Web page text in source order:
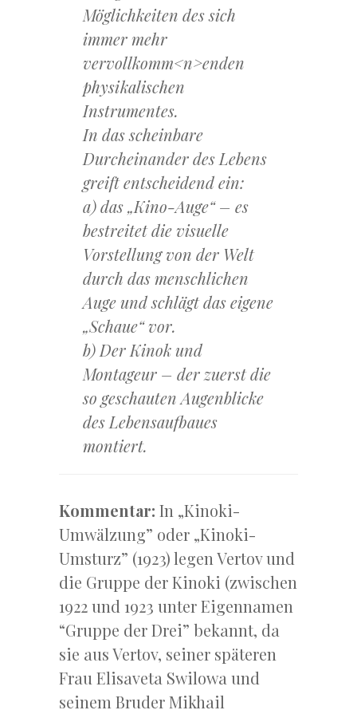
Möglichkeiten des sich
immer mehr
vervollkomm<n>enden
physikalischen
Instrumentes.
In das scheinbare
Durcheinander des Lebens
greift entscheidend ein:
a) das „Kino-Auge“ – es
bestreitet die visuelle
Vorstellung von der Welt
durch das menschlichen
Auge und schlägt das eigene
„Schaue“ vor.
b) Der Kinok und
Montageur – der zuerst die
so geschauten Augenblicke
des Lebensaufbaues
montiert.
Kommentar: In „Kinoki-
Umwälzung” oder „Kinoki-
Umsturz” (1923) legen Vertov und
die Gruppe der Kinoki (zwischen
1922 und 1923 unter Eigennamen
“Gruppe der Drei” bekannt, da
sie aus Vertov, seiner späteren
Frau Elisaveta Swilowa und
seinem Bruder Mikhail